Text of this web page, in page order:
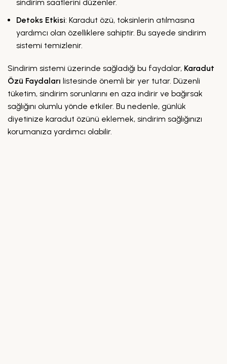
sindirim saatlerini düzenler.
Detoks Etkisi: Karadut özü, toksinlerin atılmasına
yardımcı olan özelliklere sahiptir. Bu sayede sindirim
sistemi temizlenir.
Sindirim sistemi üzerinde sağladığı bu faydalar, Karadut
Özü Faydaları listesinde önemli bir yer tutar. Düzenli
tüketim, sindirim sorunlarını en aza indirir ve bağırsak
sağlığını olumlu yönde etkiler. Bu nedenle, günlük
diyetinize karadut özünü eklemek, sindirim sağlığınızı
korumanıza yardımcı olabilir.